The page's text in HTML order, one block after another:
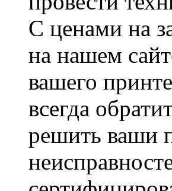
С ценами на
на нашем
вашего
всегда
решить ваши